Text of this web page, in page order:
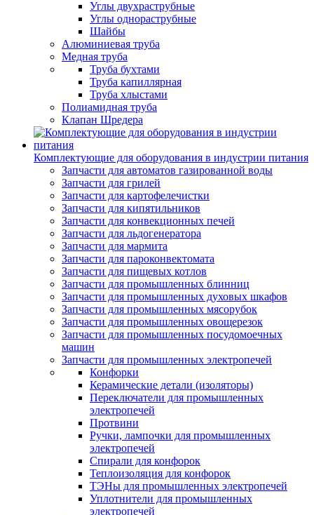
Углы двухраструбные
Углы однораструбные
Шайбы
Алюминиевая труба
Медная труба
Труба бухтами
Труба капиллярная
Труба хлыстами
Полиамидная труба
Клапан Шредера
Комплектующие для оборудования в индустрии питания
Запчасти для автоматов газированной воды
Запчасти для грилей
Запчасти для картофелечистки
Запчасти для кипятильников
Запчасти для конвекционных печей
Запчасти для льдогенератора
Запчасти для мармита
Запчасти для пароконвектомата
Запчасти для пищевых котлов
Запчасти для промышленных блинниц
Запчасти для промышленных духовых шкафов
Запчасти для промышленных мясорубок
Запчасти для промышленных овощерезок
Запчасти для промышленных посудомоечных
машин
Запчасти для промышленных электропечей
Конфорки
Керамические детали (изоляторы)
Переключатели для промышленных
электропечей
Протвини
Ручки, лампочки для промышленных
электропечей
Спирали для конфорок
Теплоизоляция для конфорок
ТЭНы для промышленных электропечей
Уплотнители для промышленных
электропечей